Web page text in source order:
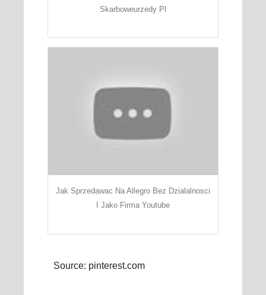
Skarboweurzedy Pl
Jak Sprzedawac Na Allegro Bez Dzialalnosci
I Jako Firma Youtube
Source: pinterest.com